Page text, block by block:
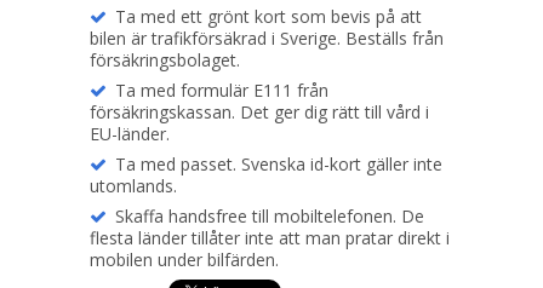
Ta med ett grönt kort som bevis på att
bilen är trafikförsäkrad i Sverige. Beställs från
försäkringsbolaget.
Ta med formulär E111 från
försäkringskassan. Det ger dig rätt till vård i
EU-länder.
Ta med passet. Svenska id-kort gäller inte
utomlands.
Skaffa handsfree till mobiltelefonen. De
flesta länder tillåter inte att man pratar direkt i
mobilen under bilfärden.